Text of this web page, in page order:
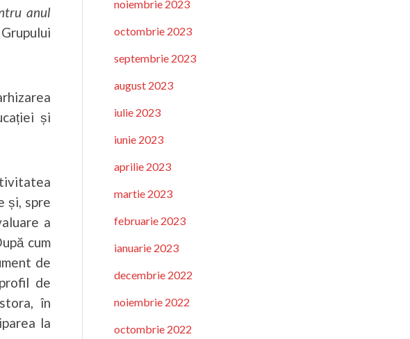
anul
și
și, spre
a
cum
de
de
în
la
noiembrie 2023
octombrie 2023
septembrie 2023
august 2023
iulie 2023
iunie 2023
aprilie 2023
martie 2023
februarie 2023
ianuarie 2023
decembrie 2022
noiembrie 2022
octombrie 2022